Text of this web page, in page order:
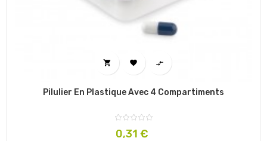
  
Pilulier En Plastique Avec 4 Compartiments
Prix
0,31 €